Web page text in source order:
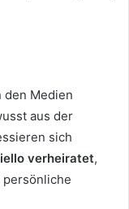
den Medien
aus der
sich
verheiratet,